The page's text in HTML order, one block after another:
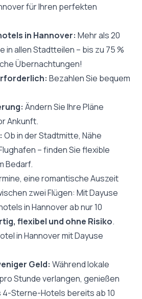
für Ihren perfekten
in Hannover: Mehr als 20
in allen Stadtteilen – bis zu 75 %
Übernachtungen!
Bezahlen Sie bequem
Ändern Sie Ihre Pläne
Ankunft.
Ob in der Stadtmitte, Nähe
– finden Sie flexible
Bedarf.
eine romantische Auszeit
zwei Flügen: Mit Dayuse
in Hannover ab nur 10
flexibel und ohne Risiko.
in Hannover mit Dayuse
Geld: Während lokale
Stunde verlangen, genießen
4-Sterne-Hotels bereits ab 10